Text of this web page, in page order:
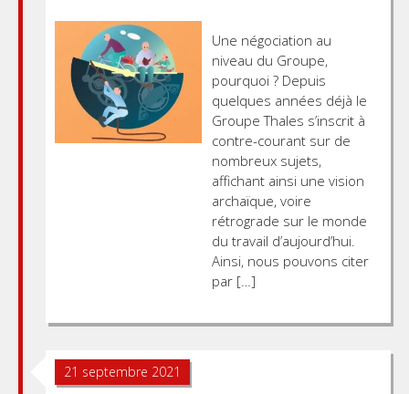
Une négociation au
niveau du Groupe,
pourquoi ? Depuis
quelques années déjà le
Groupe Thales s’inscrit à
contre-courant sur de
nombreux sujets,
affichant ainsi une vision
archaïque, voire
rétrograde sur le monde
du travail d’aujourd’hui.
Ainsi, nous pouvons citer
par […]
21 septembre 2021